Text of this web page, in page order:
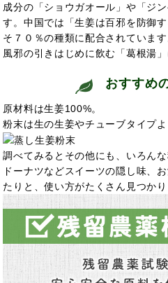
成分の「ショウガオール」や「ジ
す。中国では「生姜は百邪を防御
そ７０％の種類に配合されていま
風邪の引きはじめに飲む 「葛根湯
おすすめ
原材料は生姜100%。
粉末は生の生姜やチューブタイプ
調べてみるとその他にも、いろん
ドーナツなどスイーツの隠し味、
たりと、使い方がたくさん見つかり